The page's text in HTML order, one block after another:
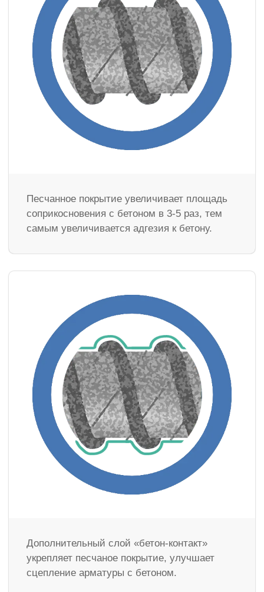
Песчанное покрытие увеличивает площадь
соприкосновения с бетоном в 3-5 раз, тем
самым увеличивается адгезия к бетону.
Дополнительный слой «бетон-контакт»
укрепляет песчаное покрытие, улучшает
сцепление арматуры с бетоном.